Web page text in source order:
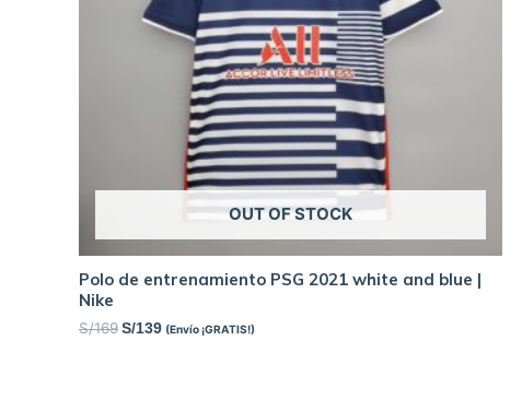
OUT OF STOCK
Polo de entrenamiento PSG 2021 white and blue |
Nike
S/169 S/139 (Envío ¡GRATIS!)